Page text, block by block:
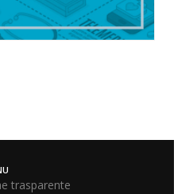
trasparente